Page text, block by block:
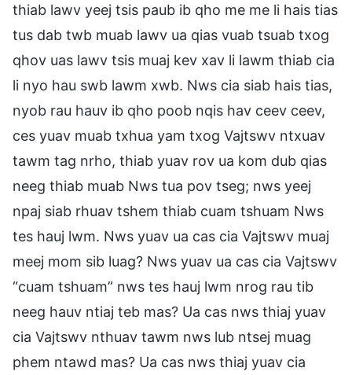
thiab lawv yeej tsis paub ib qho me me li hais tias
tus dab twb muab lawv ua qias vuab tsuab txog
qhov uas lawv tsis muaj kev xav li lawm thiab cia
li nyo hau swb lawm xwb. Nws cia siab hais tias,
nyob rau hauv ib qho poob nqis hav ceev ceev,
ces yuav muab txhua yam txog Vajtswv ntxuav
tawm tag nrho, thiab yuav rov ua kom dub qias
neeg thiab muab Nws tua pov tseg; nws yeej
npaj siab rhuav tshem thiab cuam tshuam Nws
tes hauj lwm. Nws yuav ua cas cia Vajtswv muaj
meej mom sib luag? Nws yuav ua cas cia Vajtswv
“cuam tshuam” nws tes hauj lwm nrog rau tib
neeg hauv ntiaj teb mas? Ua cas nws thiaj yuav
cia Vajtswv nthuav tawm nws lub ntsej muag
phem ntawd mas? Ua cas nws thiaj yuav cia